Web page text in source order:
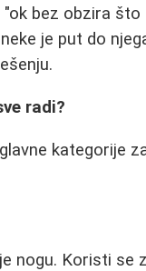
bez obzira
je put do
radi?
kategorije
nogu. Koristi se